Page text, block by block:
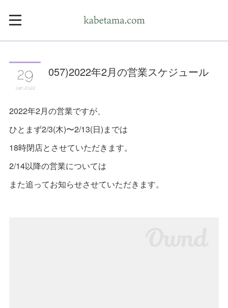
29
Jan 2022
057)2022年2月の営業スケジュール
2022年2月の営業ですが、
ひとまず2/3(木)〜2/13(日)までは
18時閉店とさせていただきます。
2/14以降の営業については
また追ってお知らせさせていただきます。